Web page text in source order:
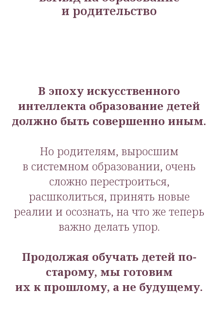
и родительство
В эпоху искусственного
интеллекта образование детей
должно быть совершенно иным.
Но родителям, выросшим
в системном образовании, очень
сложно перестроиться,
расшколиться, принять новые
реалии и осознать, на что же теперь
важно делать упор.
Продолжая обучать детей по-
старому, мы готовим
их к прошлому, а не будущему.